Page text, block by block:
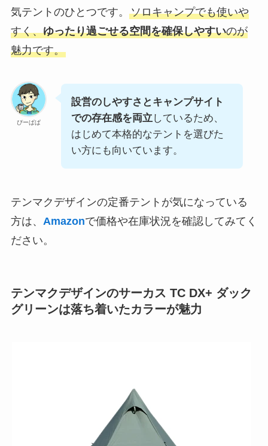
気テントのひとつです。 ソロキャンプでも使いや
すく、ゆったり過ごせる空間を確保しやすいのが
魅力です。
ぴーぱぱ
設営のしやすさとキャンプサイト
での存在感を両立しているため、
はじめて本格的なテントを選びた
い方にも向いています。
テンマクデザインの定番テントが気になっている
方は、 Amazonで価格や在庫状況を確認してみてく
ださい。
テンマクデザインのサーカス TC DX+ ダック
グリーンは落ち着いたカラーが魅力